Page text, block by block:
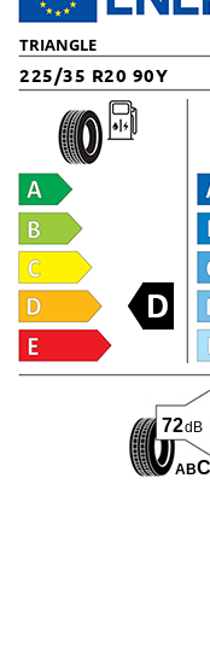
TRIANGLE
225/35 R20 90Y
ABC
72dB